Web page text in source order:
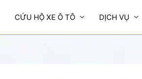
CỨU HỘ XE Ô TÔ DỊCH VỤ